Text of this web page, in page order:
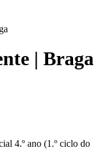
| Braga
4.º ano (1.º ciclo do